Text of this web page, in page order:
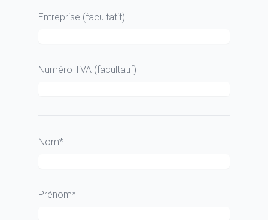
Entreprise (facultatif)
Numéro TVA (facultatif)
Nom*
Prénom*